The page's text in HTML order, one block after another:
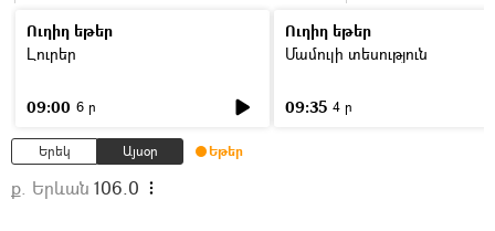
Ուղիղ եթեր
Լուրեր
09:00 6 ր
Ուղիղ եթեր
Մամուլի տեսություն
09:35 4 ր
Երեկ Այսօր Եթեր
ք. Երևան 106.0